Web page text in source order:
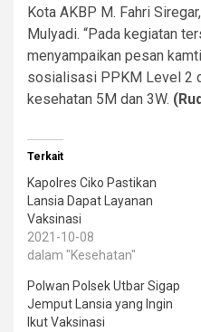
Kota AKBP M. Fahri
Mulyadi. “Pada kegiatan
menyampaikan pesan
sosialisasi PPKM Level 2
kesehatan 5M dan 3W.
Terkait
Kapolres Ciko Pastikan
Lansia Dapat Layanan
Vaksinasi
2021-10-08
dalam "Kesehatan"
Polwan Polsek Utbar Sigap
Jemput Lansia yang Ingin
Ikut Vaksinasi